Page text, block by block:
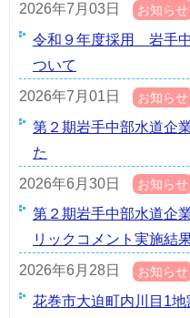
2026年7月03日
お知らせ
令和９年度採用 岩手
ついて
2026年7月01日
お知らせ
第２期岩手中部水道企
た
2026年6月30日
お知らせ
第２期岩手中部水道企
リックコメント実施結
2026年6月28日
お知らせ
花巻市大迫町内川目1